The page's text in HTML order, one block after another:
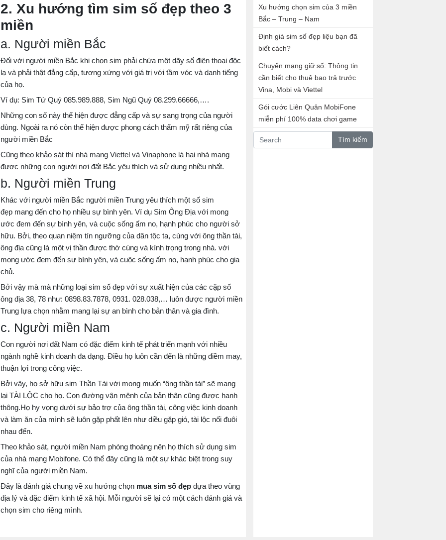
2. Xu hướng tìm sim số đẹp theo 3
miền
a. Người miền Bắc
Đối với người miền Bắc khi chọn sim phải chứa một dãy số điện thoại độc
lạ và phải thật đẳng cấp, tương xứng với giá trị với tầm vóc và danh tiếng
của họ.
Ví dụ: Sim Tứ Quý 085.989.888, Sim Ngũ Quý 08.299.66666,….
Những con số này thể hiện được đẳng cấp và sự sang trọng của người
dùng. Ngoài ra nó còn thể hiện được phong cách thẩm mỹ rất riêng của
người miền Bắc
Cũng theo khảo sát thì nhà mạng Viettel và Vinaphone là hai nhà mạng
được những con người nơi đất Bắc yêu thích và sử dụng nhiều nhất.
b. Người miền Trung
Khác với người miền Bắc người miền Trung yêu thích một số sim
đẹp mang đến cho họ nhiều sự bình yên. Ví dụ Sim Ông Địa với mong
ước đem đến sự bình yên, và cuộc sống ấm no, hạnh phúc cho người sở
hữu. Bởi, theo quan niệm tín ngưỡng của dân tộc ta, cùng với ông thần tài,
ông địa cũng là một vị thần được thờ cúng và kính trọng trong nhà. với
mong ước đem đến sự bình yên, và cuộc sống ấm no, hạnh phúc cho gia
chủ.
Bởi vậy mà mà những loại sim số đẹp với sự xuất hiện của các cặp số
ông địa 38, 78 như: 0898.83.7878, 0931. 028.038,… luôn được người miền
Trung lựa chọn nhằm mang lại sự an bình cho bản thân và gia đình.
c. Người miền Nam
Con người nơi đất Nam có đặc điểm kinh tế phát triển mạnh với nhiều
ngành nghề kinh doanh đa dạng. Điều họ luôn cần đến là những điềm may,
thuận lợi trong công việc.
Bởi vậy, họ sở hữu sim Thần Tài với mong muốn “ông thần tài” sẽ mang
lại TÀI LỘC cho họ. Con đường vận mệnh của bản thân cũng được hanh
thông.Họ hy vọng dưới sự bảo trợ của ông thần tài, công việc kinh doanh
và làm ăn của mình sẽ luôn gặp phất lên như diều gặp gió, tài lộc nối đuôi
nhau đến.
Theo khảo sát, người miền Nam phóng thoáng nên họ thích sử dụng sim
của nhà mạng Mobifone. Có thể đây cũng là một sự khác biệt trong suy
nghĩ của người miền Nam.
Đây là đánh giá chung về xu hướng chọn mua sim số đẹp dựa theo vùng
địa lý và đặc điểm kinh tế xã hội. Mỗi người sẽ lại có một cách đánh giá và
chọn sim cho riêng mình.
Xu hướng chọn sim của 3 miền
Bắc – Trung – Nam
Định giá sim số đẹp liệu bạn đã
biết cách?
Chuyển mạng giữ số: Thông tin
cần biết cho thuê bao trả trước
Vina, Mobi và Viettel
Gói cước Liên Quân MobiFone
miễn phí 100% data chơi game
Tìm kiếm